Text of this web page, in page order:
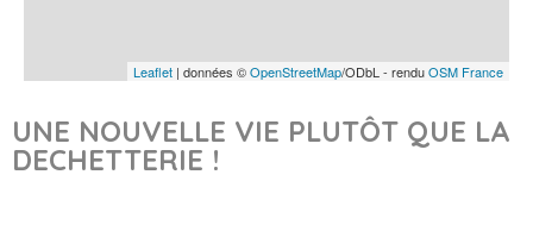
Leaflet | données ©OpenStreetMap/ODbL - renduOSM France
UNE NOUVELLE VIE PLUTÔT QUE LA
DECHETTERIE !